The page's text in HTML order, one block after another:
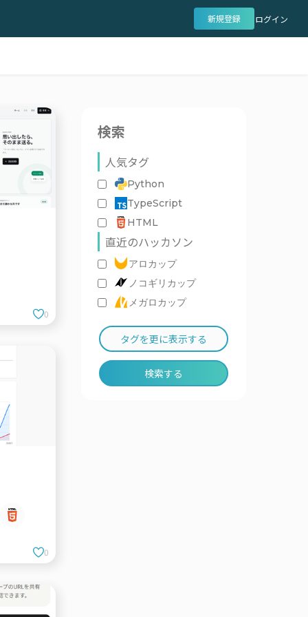
新規登録 ログイン
0
0
検索
人気タグ
Python
TypeScript
HTML
直近のハッカソン
アロカップ
ノコギリカップ
メガロカップ
タグを更に表示する
検索する